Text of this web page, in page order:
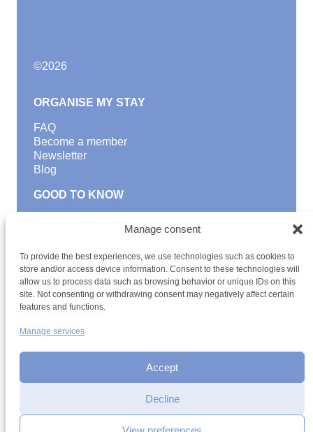
Manage consent
To provide the best experiences, we use technologies such as cookies to
store and/or access device information. Consent to these technologies will
allow us to process data such as browsing behavior or unique IDs on this
site. Not consenting or withdrawing consent may negatively affect certain
features and functions.
Manage services
Accept
Decline
©2026
ORGANISE MY STAY
FAQ
Become a member
Newsletter
Blog
GOOD TO KNOW
Teambuilding
Youth Hostels Luxembourg NPO
is a member of
Cookie managementAccessibility